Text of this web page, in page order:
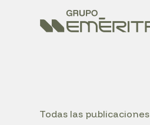
Todas las publicaciones